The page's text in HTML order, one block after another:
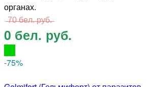
органах.
̶7̶0̶ ̶б̶е̶л̶.̶ ̶р̶у̶б̶.̶
0 бел. руб.
-75%